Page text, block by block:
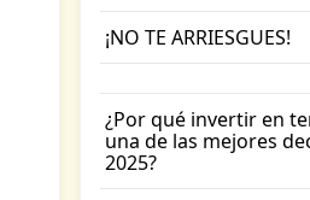
¡NO TE ARRIESGUES!
¿Por qué invertir en
una de las mejores
2025?